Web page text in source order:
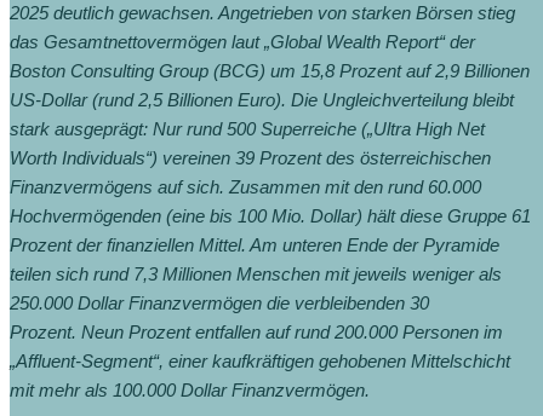
2025 deutlich gewachsen. Angetrieben von starken Börsen stieg
das Gesamtnettovermögen laut „Global Wealth Report“ der
Boston Consulting Group (BCG) um 15,8 Prozent auf 2,9 Billionen
US-Dollar (rund 2,5 Billionen Euro). Die Ungleichverteilung bleibt
stark ausgeprägt: Nur rund 500 Superreiche („Ultra High Net
Worth Individuals“) vereinen 39 Prozent des österreichischen
Finanzvermögens auf sich. Zusammen mit den rund 60.000
Hochvermögenden (eine bis 100 Mio. Dollar) hält diese Gruppe 61
Prozent der finanziellen Mittel. Am unteren Ende der Pyramide
teilen sich rund 7,3 Millionen Menschen mit jeweils weniger als
250.000 Dollar Finanzvermögen die verbleibenden 30
Prozent. Neun Prozent entfallen auf rund 200.000 Personen im
„Affluent-Segment“, einer kaufkräftigen gehobenen Mittelschicht
mit mehr als 100.000 Dollar Finanzvermögen.